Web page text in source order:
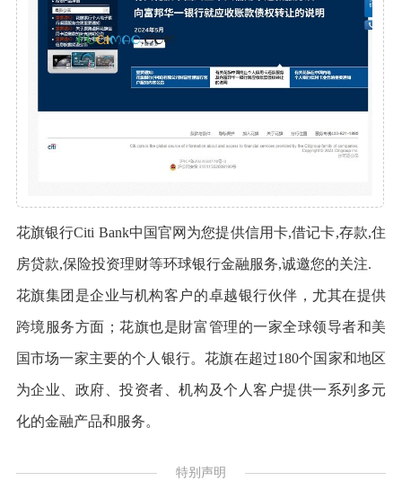
花旗银行Citi Bank中国官网为您提供信用卡,借记卡,存款,住
房贷款,保险投资理财等环球银行金融服务,诚邀您的关注.
花旗集团是企业与机构客户的卓越银行伙伴，尤其在提供
跨境服务方面；花旗也是財富管理的一家全球领导者和美
国市场一家主要的个人银行。花旗在超过180个国家和地区
为企业、政府、投资者、机构及个人客户提供一系列多元
化的金融产品和服务。
特别声明